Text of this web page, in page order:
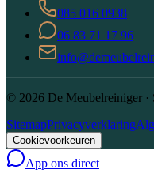
085 016 0938
06 83 71 17 96
© 2026 De Meubelreiniger ·
SitemapPrivacyverklaring
Cookievoorkeuren
App ons direct